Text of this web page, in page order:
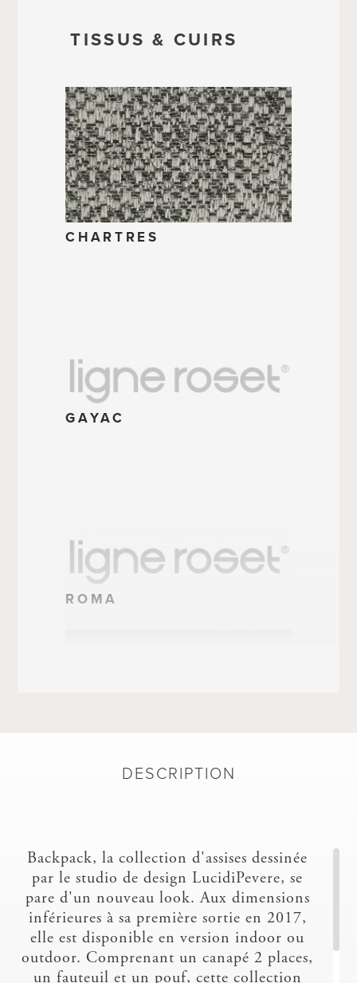
TISSUS & CUIRS
CHARTRES
GAYAC
ROMA
SILVERTEX/FR
TESS
DESCRIPTION
Backpack, la collection d'assises dessinée
par le studio de design LucidiPevere, se
pare d'un nouveau look. Aux dimensions
inférieures à sa première sortie en 2017,
elle est disponible en version indoor ou
outdoor. Comprenant un canapé 2 places,
un fauteuil et un pouf, cette collection